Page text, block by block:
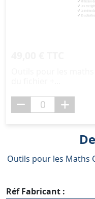
Outils pour les Maths
Réf Fabricant :